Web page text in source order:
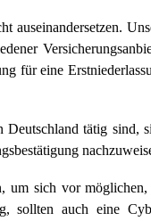
auseinandersetzen.
für eine
Deutschland tätig sind,
um sich vor
sollten auch eine